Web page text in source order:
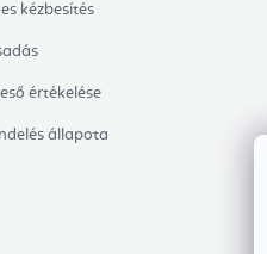
kézbesítés
értékelése
állapota